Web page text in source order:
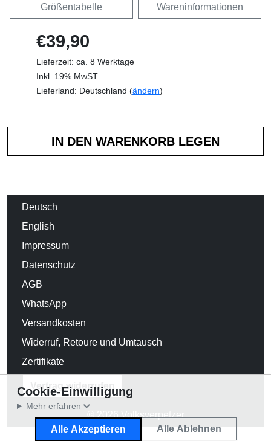
Größentabelle Wareninformationen
€39,90
Lieferzeit: ca. 8 Werktage
Inkl. 19% MwST
Lieferland: Deutschland (ändern)
Deutsch
English
Impressum
Datenschutz
AGB
WhatsApp
Versandkosten
Widerruf, Retoure und Umtausch
Zertifikate
Vertrag widerrufen
© 2026 Volksverpetzer
Cookie-Einwilligung
Mehr erfahren
Alle Akzeptieren Alle Ablehnen